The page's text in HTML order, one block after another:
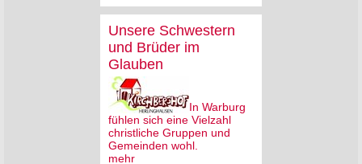
Unsere Schwestern
und Brüder im
Glauben
In Warburg
fühlen sich eine Vielzahl
christliche Gruppen und
Gemeinden wohl.
mehr